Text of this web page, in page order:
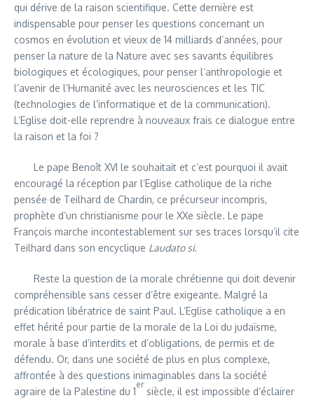
qui dérive de la raison scientifique. Cette dernière est
indispensable pour penser les questions concernant un
cosmos en évolution et vieux de 14 milliards d’années, pour
penser la nature de la Nature avec ses savants équilibres
biologiques et écologiques, pour penser l’anthropologie et
l’avenir de l’Humanité avec les neurosciences et les TIC
(technologies de l’informatique et de la communication).
L’Eglise doit-elle reprendre à nouveaux frais ce dialogue entre
la raison et la foi ?
Le pape Benoît XVI le souhaitait et c’est pourquoi il avait
encouragé la réception par l’Eglise catholique de la riche
pensée de Teilhard de Chardin, ce précurseur incompris,
prophète d’un christianisme pour le XXe siècle. Le pape
François marche incontestablement sur ses traces lorsqu’il cite
Teilhard dans son encyclique Laudato si.
Reste la question de la morale chrétienne qui doit devenir
compréhensible sans cesser d’être exigeante. Malgré la
prédication libératrice de saint Paul. L’Eglise catholique a en
effet hérité pour partie de la morale de la Loi du judaïsme,
morale à base d’interdits et d’obligations, de permis et de
défendu. Or, dans une société de plus en plus complexe,
affrontée à des questions inimaginables dans la société
agraire de la Palestine du 1
er
siècle, il est impossible d’éclairer